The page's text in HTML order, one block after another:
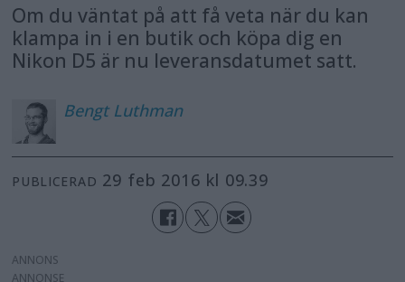
Om du väntat på att få veta när du kan
klampa in i en butik och köpa dig en
Nikon D5 är nu leveransdatumet satt.
Bengt Luthman
PUBLICERAD 29 feb 2016 kl 09.39
ANNONS